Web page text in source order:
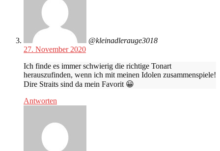
@kleinadlerauge3018
27. November 2020
Ich finde es immer schwierig die richtige Tonart
herauszufinden, wenn ich mit meinen Idolen zusammenspiele!
Dire Straits sind da mein Favorit 😀
Antworten